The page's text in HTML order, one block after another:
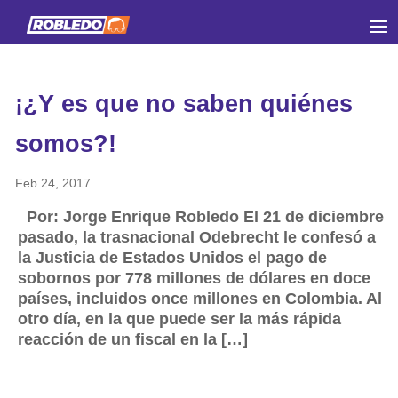
¡¿Y es que no saben quiénes
somos?!
Feb 24, 2017
Por: Jorge Enrique Robledo El 21 de diciembre
pasado, la trasnacional Odebrecht le confesó a
la Justicia de Estados Unidos el pago de
sobornos por 778 millones de dólares en doce
países, incluidos once millones en Colombia. Al
otro día, en la que puede ser la más rápida
reacción de un fiscal en la […]